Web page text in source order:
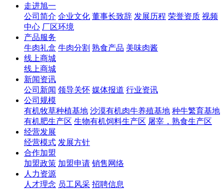
走进旭一
公司简介 企业文化 董事长致辞 发展历程 荣誉资质 视频
中心 厂区环境
产品服务
牛肉礼盒 牛肉分割 熟食产品 美味肉酱
线上商城
线上商城
新闻资讯
公司新闻 领导关怀 媒体报道 行业资讯
公司规模
有机牧草种植基地 沙漠有机肉牛养殖基地 种牛繁育基地
有机肥生产区 生物有机饲料生产区 屠宰，熟食生产区
经营发展
经营模式 发展方针
合作加盟
加盟政策 加盟申请 销售网络
人力资源
人才理念 员工风采 招聘信息